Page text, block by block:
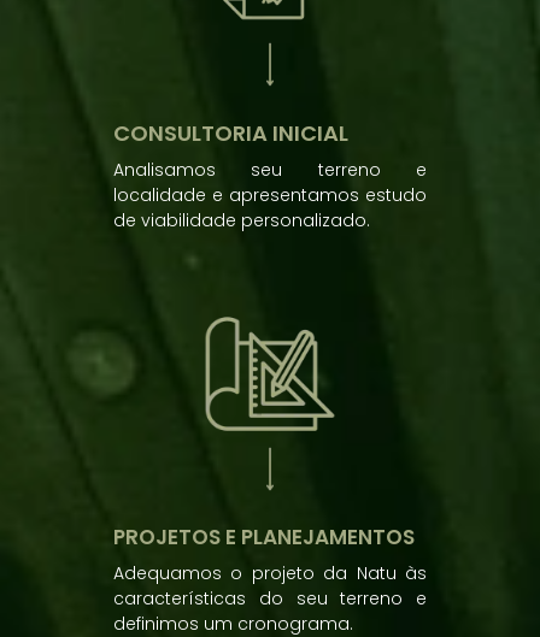
CONSULTORIA INICIAL
Analisamos seu terreno e
localidade e apresentamos estudo
de viabilidade personalizado.
PROJETOS E PLANEJAMENTOS
Adequamos o projeto da Natu às
características do seu terreno e
definimos um cronograma.